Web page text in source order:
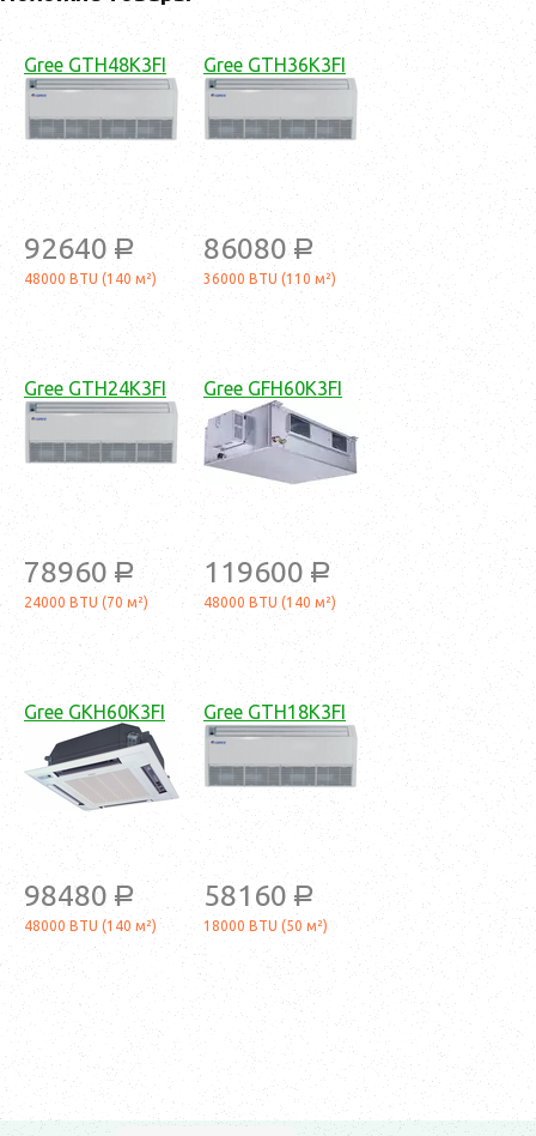
Gree GTH48K3FI
92640 a
48000 BTU (140 м²)
Gree GTH36K3FI
86080 a
36000 BTU (110 м²)
Gree GTH24K3FI
78960 a
24000 BTU (70 м²)
Gree GFH60K3FI
119600 a
48000 BTU (140 м²)
Gree GKH60K3FI
98480 a
48000 BTU (140 м²)
Gree GTH18K3FI
58160 a
18000 BTU (50 м²)